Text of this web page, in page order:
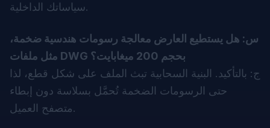
سياساتك الداخلية.
س: هل يستطيع العارض معالجة رسومات هندسية ضخمة،
مثل ملفات DWG بحجم 200 ميغابايت؟
ج: بالتأكيد. البنية السحابية تبث الملف على شكل قطع، لذا
حتى الرسومات الضخمة تُحمَّل بسلاسة دون إبطاء
متصفح العميل.